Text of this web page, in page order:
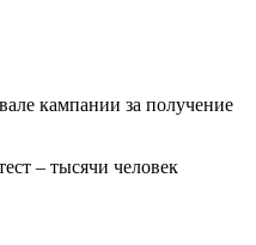
кампании за получение
– тысячи человек